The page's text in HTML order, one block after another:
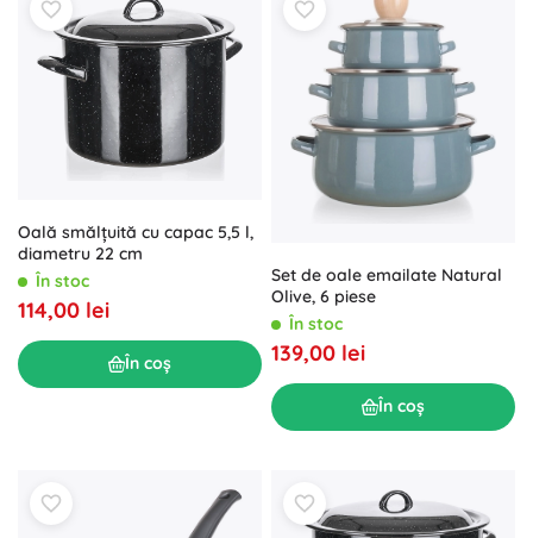
Oală smălțuită cu capac 5,5 l,
diametru 22 cm
În stoc
114,00 lei
În coș
Set de oale emailate Natural
Olive, 6 piese
În stoc
139,00 lei
În coș